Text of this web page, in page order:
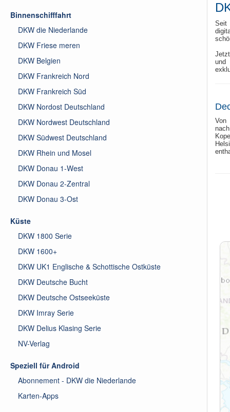
Seit
und
Von
Binnenschifffahrt
DKW die Niederlande
DKW Friese meren
DKW Belgien
DKW Frankreich Nord
DKW Frankreich Süd
DKW Nordost Deutschland
DKW Nordwest Deutschland
DKW Südwest Deutschland
DKW Rhein und Mosel
DKW Donau 1-West
DKW Donau 2-Zentral
DKW Donau 3-Ost
Küste
DKW 1800 Serie
DKW 1600+
DKW UK1 Englische & Schottische Ostküste
DKW Deutsche Bucht
DKW Deutsche Ostseeküste
DKW Imray Serie
DKW Delius Klasing Serie
NV-Verlag
Speziell für Android
Abonnement - DKW die Niederlande
Karten-Apps